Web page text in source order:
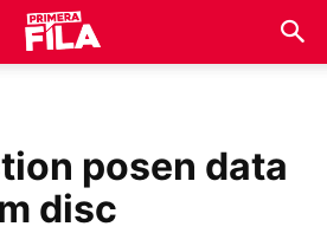
posen data
disc